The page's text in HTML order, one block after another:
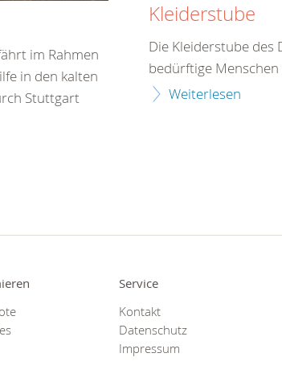
im Rahmen
in den kalten
Stuttgart
Kleiderstube
Die Kleiderstube des
bedürftige
Weiterlesen
Service
Kontakt
Datenschutz
Impressum